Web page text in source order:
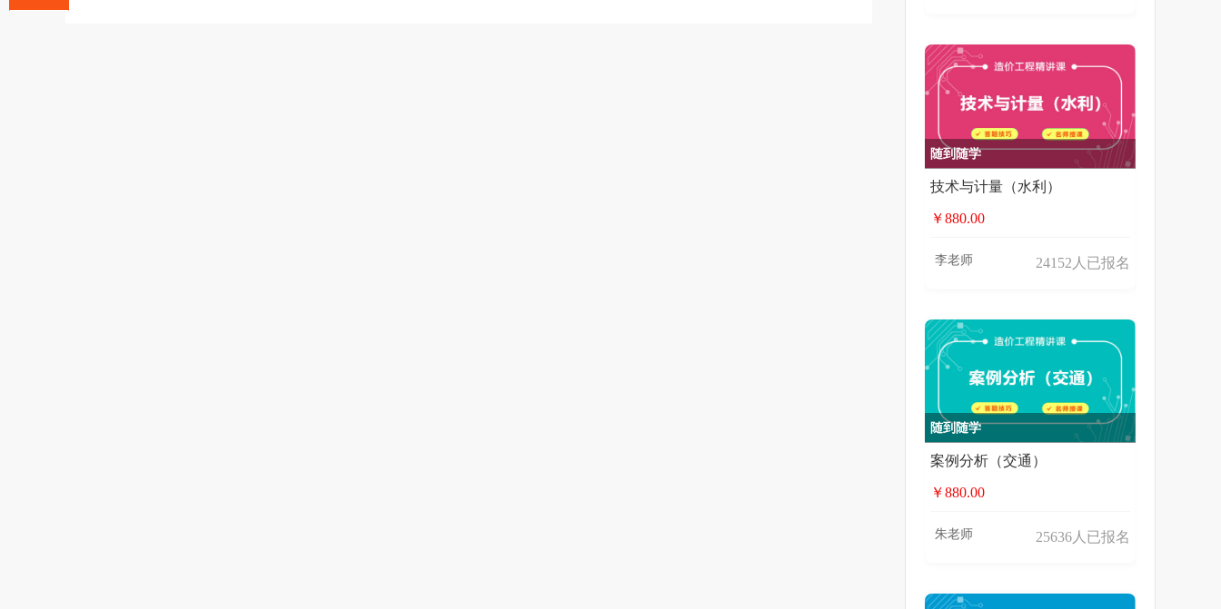
随到随学
技术与计量（水利）
￥880.00
李老师 24152人已报名
随到随学
案例分析（交通）
￥880.00
朱老师 25636人已报名